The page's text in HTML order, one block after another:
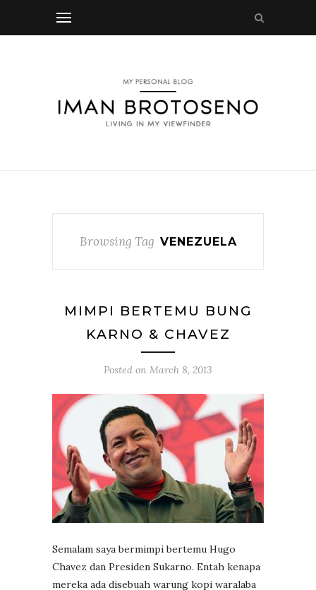
Browsing Tag VENEZUELA
MIMPI BERTEMU BUNG
KARNO & CHAVEZ
Posted on March 8, 2013
Semalam saya bermimpi bertemu Hugo
Chavez dan Presiden Sukarno. Entah kenapa
mereka ada disebuah warung kopi waralaba